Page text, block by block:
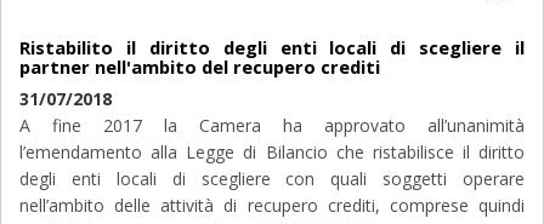
Ristabilito il diritto degli enti locali di scegliere il
partner nell'ambito del recupero crediti
31/07/2018
A fine 2017 la Camera ha approvato all’unanimità
l’emendamento alla Legge di Bilancio che ristabilisce il diritto
degli enti locali di scegliere con quali soggetti operare
nell’ambito delle attività di recupero crediti, comprese quindi